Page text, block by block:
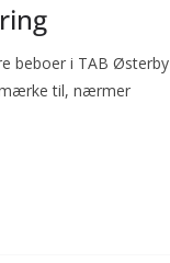
beboer i TAB Østerby
til, nærmer